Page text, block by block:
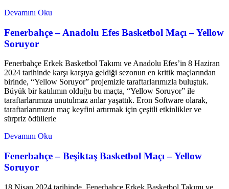
Devamını Oku
Fenerbahçe – Anadolu Efes Basketbol Maçı – Yellow
Soruyor
Fenerbahçe Erkek Basketbol Takımı ve Anadolu Efes’in 8 Haziran
2024 tarihinde karşı karşıya geldiği sezonun en kritik maçlarından
birinde, “Yellow Soruyor” projemizle taraftarlarımızla buluştuk.
Büyük bir katılımın olduğu bu maçta, “Yellow Soruyor” ile
taraftarlarımıza unutulmaz anlar yaşattık. Eron Software olarak,
taraftarlarımızın maç keyfini artırmak için çeşitli etkinlikler ve
sürpriz ödüllerle
Devamını Oku
Fenerbahçe – Beşiktaş Basketbol Maçı – Yellow
Soruyor
18 Nisan 2024 tarihinde, Fenerbahçe Erkek Basketbol Takımı ve